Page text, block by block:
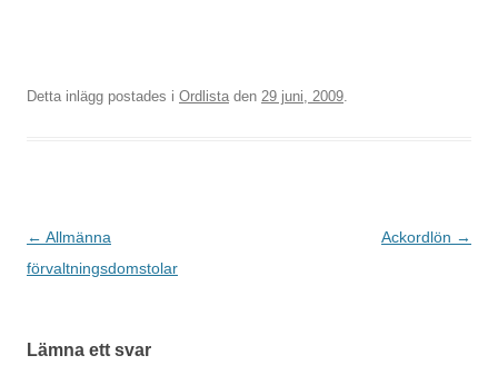
Detta inlägg postades i Ordlista den 29 juni, 2009.
Inläggsnavigering
← Allmänna
förvaltningsdomstolar
Ackordlön →
Lämna ett svar